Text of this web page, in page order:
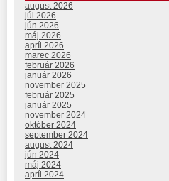
august 2026
júl 2026
jún 2026
máj 2026
apríl 2026
marec 2026
február 2026
január 2026
november 2025
február 2025
január 2025
november 2024
október 2024
september 2024
august 2024
jún 2024
máj 2024
apríl 2024